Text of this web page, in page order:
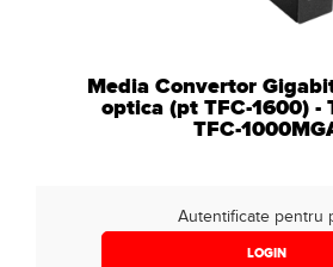
Media Convertor
optica (pt TFC-1600) -
TFC-
Autentificate pentru
LOGIN